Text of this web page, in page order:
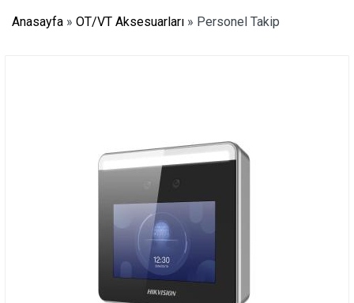
Anasayfa » OT/VT Aksesuarları » Personel Takip